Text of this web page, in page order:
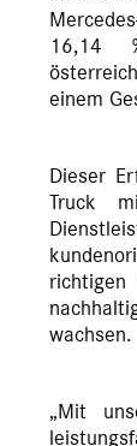
16,14
einem
Dieser
Truck
wachsen.
„Mit